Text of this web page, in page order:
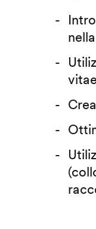
vitae